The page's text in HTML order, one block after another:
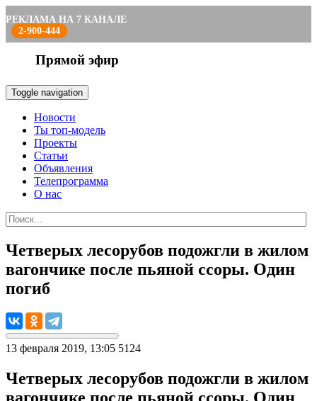
РЕКЛАМА НА 7 КАНАЛЕ
2-900-444
Прямой эфир
Toggle navigation
Новости
Ты топ-модель
Проекты
Статьи
Объявления
Телепрограмма
О нас
Четверых лесорубов подожгли в жилом
вагончике после пьяной ссоры. Один
погиб
13 февраля 2019, 13:05 5124
Четверых лесорубов подожгли в жилом
вагончике после пьяной ссоры. Один